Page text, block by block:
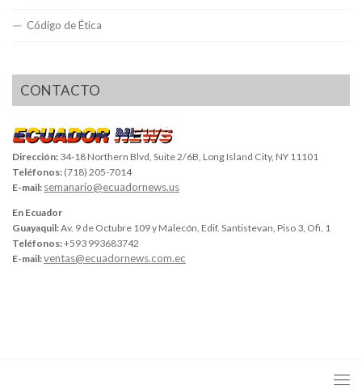
Código de Ética
CONTACTO
Dirección: 34-18 Northern Blvd, Suite 2/6B, Long Island City, NY 11101
Teléfonos: (718) 205-7014
E-mail: semanario@ecuadornews.us
En Ecuador
Guayaquil:Av. 9 de Octubre 109 y Malecón, Edif. Santistevan, Piso 3, Ofi. 1
Teléfonos:+593 993683742
E-mail:ventas@ecuadornews.com.ec